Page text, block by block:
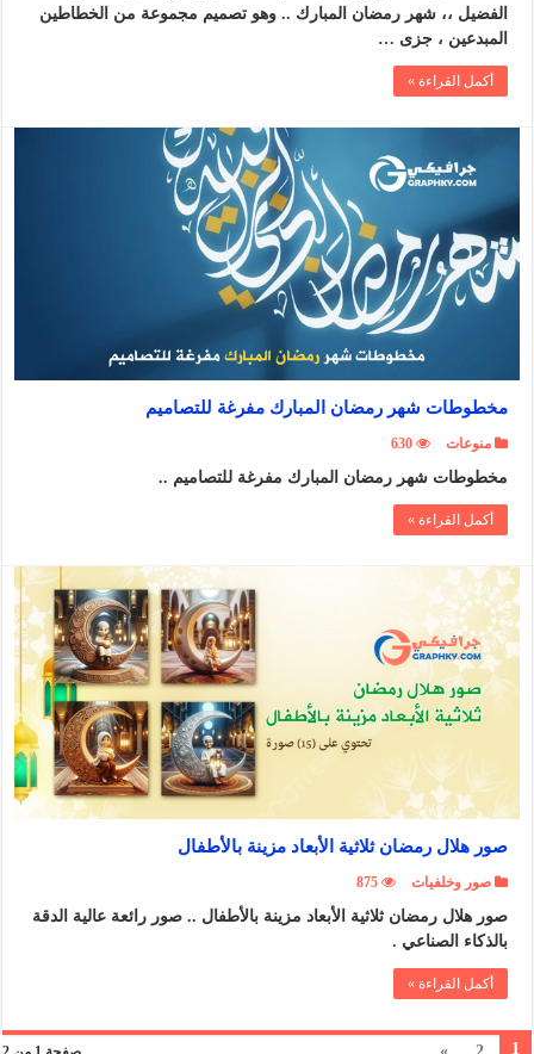
الفضيل ،، شهر رمضان المبارك .. وهو تصميم مجموعة من الخطاطين
المبدعين ، جزى …
أكمل القراءة »
مخطوطات شهر رمضان المبارك مفرغة للتصاميم
منوعات 630
مخطوطات شهر رمضان المبارك مفرغة للتصاميم ..
أكمل القراءة »
صور هلال رمضان ثلاثية الأبعاد مزينة بالأطفال
صور وخلفيات 875
صور هلال رمضان ثلاثية الأبعاد مزينة بالأطفال .. صور رائعة عالية الدقة
بالذكاء الصناعي .
أكمل القراءة »
1